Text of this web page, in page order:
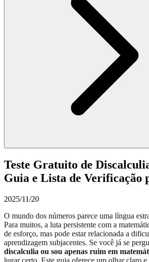
Teste Gratuito de
Guia e Lista de Verificação
2025/11/20
O mundo dos números parece uma língua
Para muitos, a luta persistente com a
de esforço, mas pode estar relacionada a
aprendizagem subjacentes. Se você já se
discalculia ou sou apenas ruim em
lugar certo. Este guia oferece um olhar claro